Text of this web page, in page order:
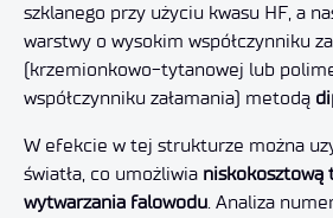
szklanego przy użyciu kwasu HF, a
warstwy o wysokim współczynniku
(krzemionkowo-tytanowej lub
współczynniku załamania) metodą
W efekcie w tej strukturze można
światła, co umożliwia niskokosztową
wytwarzania falowodu. Analiza